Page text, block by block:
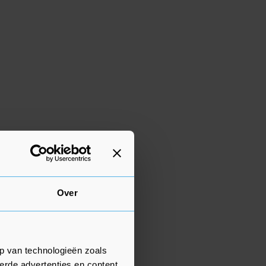
Over
van technologieën zoals